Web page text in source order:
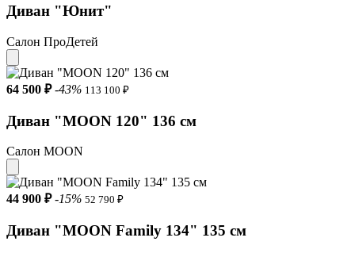
Диван "Юнит"
Салон ПроДетей
64 500 ₽ -43% 113 100 ₽
Диван "MOON 120" 136 см
Салон MOON
44 900 ₽ -15% 52 790 ₽
Диван "MOON Family 134" 135 см